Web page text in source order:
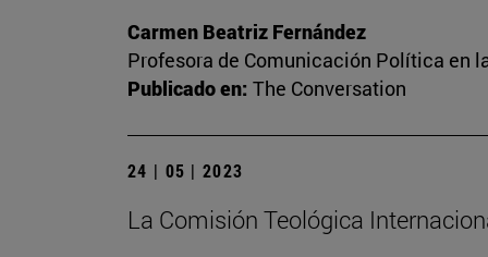
Carmen Beatriz Fernández
Profesora de Comunicación Política en
Publicado en: The Conversation
24 | 05 | 2023
La Comisión Teológica